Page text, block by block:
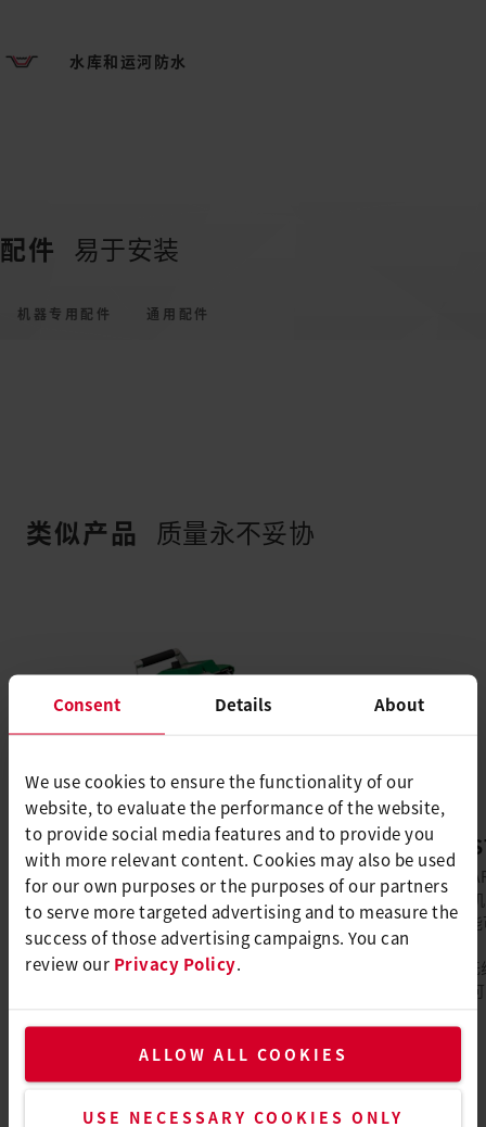
Consent Details About
We use cookies to ensure the functionality of our
website, to evaluate the performance of the website,
to provide social media features and to provide you
with more relevant content. Cookies may also be used
for our own purposes or the purposes of our partners
to serve more targeted advertising and to measure the
success of those advertising campaigns. You can
review our Privacy Policy
ALLOW ALL COOKIES
USE NECESSARY COOKIES ONLY
水库和运河防水
配件 易于安装
机器专用配件 通用配件
类似产品 质量永不妥协
GEOSTAR G7 LQS
在市政工程和垃圾填埋场建造过程中，可使
用 GEOSTAR G7 LQS 自动焊机完成土工膜的
焊接工作。LQS 可以记录和监控焊接参数的
数据。通过数字显示屏，可以监测和控制压
力、焊接速度和温度。此外，在焊接过程
更多
自动焊
LQS功
Wifi，
程序，